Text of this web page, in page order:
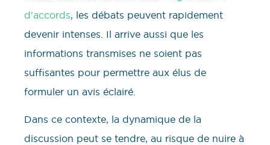
d’accords, les débats peuvent rapidement
devenir intenses. Il arrive aussi que les
informations transmises ne soient pas
suffisantes pour permettre aux élus de
formuler un avis éclairé.
Dans ce contexte, la dynamique de la
discussion peut se tendre, au risque de nuire à